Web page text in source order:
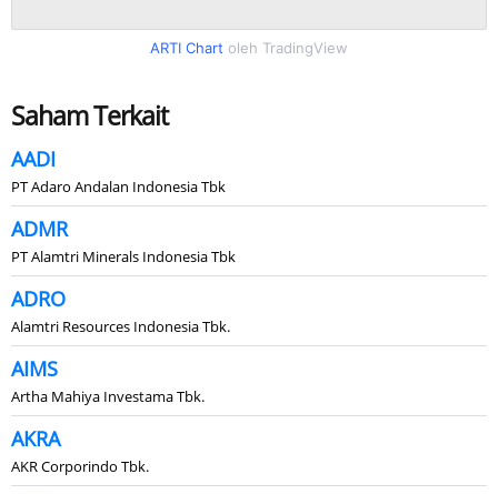
ARTI Chart oleh TradingView
Saham Terkait
AADI
PT Adaro Andalan Indonesia Tbk
ADMR
PT Alamtri Minerals Indonesia Tbk
ADRO
Alamtri Resources Indonesia Tbk.
AIMS
Artha Mahiya Investama Tbk.
AKRA
AKR Corporindo Tbk.